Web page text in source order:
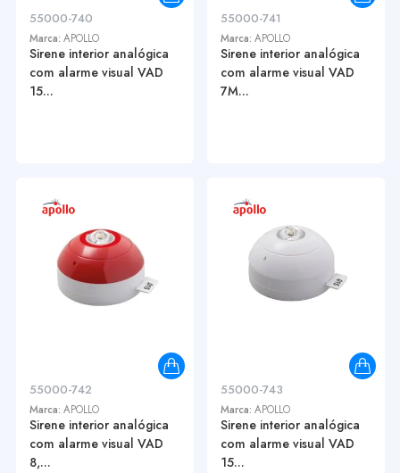
55000-740
Marca: APOLLO
Sirene interior analógica
com alarme visual VAD
15...
55000-741
Marca: APOLLO
Sirene interior analógica
com alarme visual VAD
7M...
55000-742
Marca: APOLLO
Sirene interior analógica
com alarme visual VAD
8,...
55000-743
Marca: APOLLO
Sirene interior analógica
com alarme visual VAD
15...